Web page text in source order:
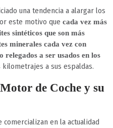
una tendencia a alargar los
este motivo que cada vez más
sintéticos que son más
minerales cada vez con
relegados a ser usados en los
kilometrajes a sus espaldas.
de Coche y su
en la actualidad